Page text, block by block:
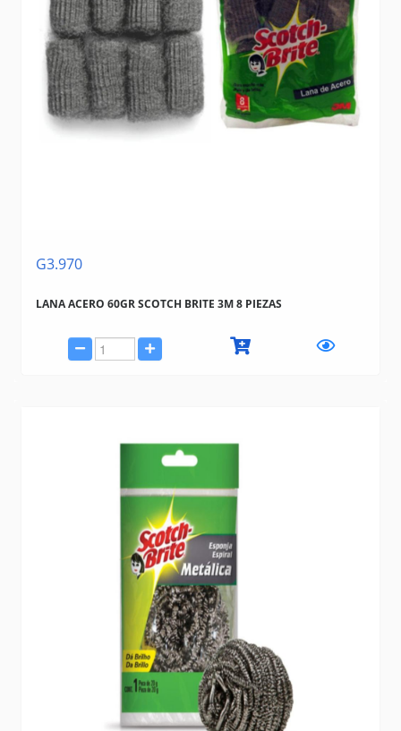
G3.970
LANA ACERO 60GR SCOTCH BRITE 3M 8 PIEZAS